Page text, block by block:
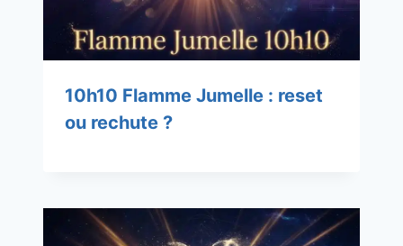
10h10 Flamme Jumelle : reset
ou rechute ?